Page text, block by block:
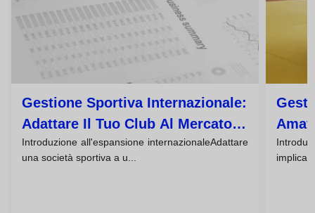
Gestione Sportiva Internazionale:
Adattare Il Tuo Club Al Mercato
Globale
Introduzione all'espansione internazionaleAdattare
una società sportiva a u...
Casi
implica